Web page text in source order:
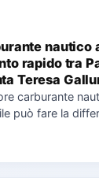
nautico
rapido tra
Teresa
carburante
può fare la